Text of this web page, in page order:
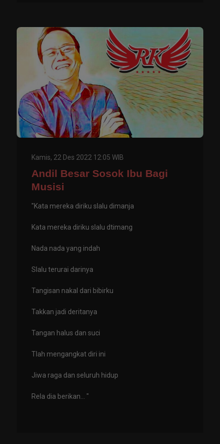
Kamis, 22 Des 2022 12:05 WIB
Andil Besar Sosok Ibu Bagi
Musisi
"Kata mereka diriku slalu dimanja
Kata mereka diriku slalu dtimang
Nada nada yang indah
Slalu terurai darinya
Tangisan nakal dari bibirku
Takkan jadi deritanya
Tangan halus dan suci
Tlah mengangkat diri ini
Jiwa raga dan seluruh hidup
Rela dia berikan... "